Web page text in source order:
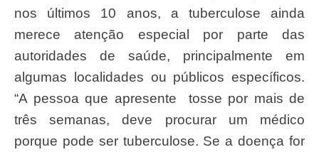
nos últimos 10 anos, a tuberculose ainda
merece atenção especial por parte das
autoridades de saúde, principalmente em
algumas localidades ou públicos específicos.
“A pessoa que apresente tosse por mais de
três semanas, deve procurar um médico
porque pode ser tuberculose. Se a doença for